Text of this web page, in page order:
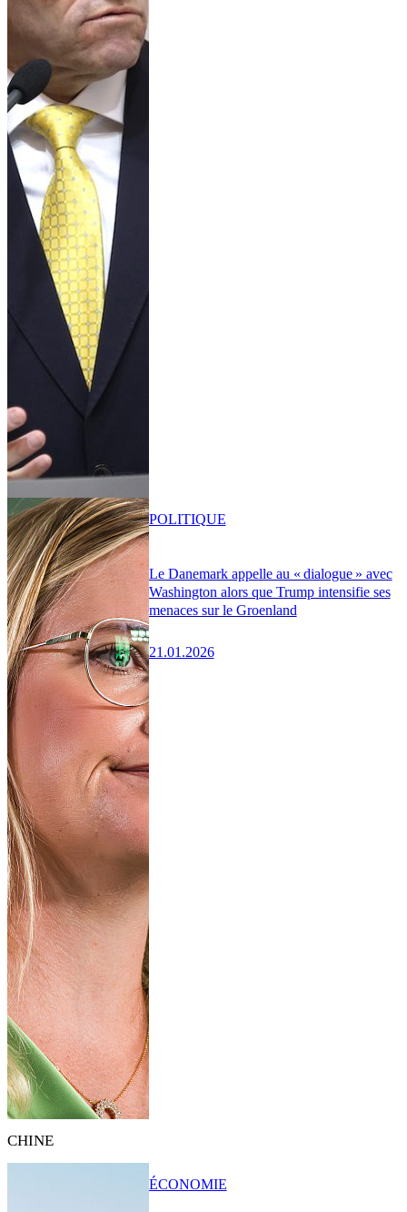
Le Danemark appelle au « dialogue » avec
Washington alors que Trump intensifie ses
menaces sur le Groenland
21.01.2026
POLITIQUE
CHINE
ÉCONOMIE